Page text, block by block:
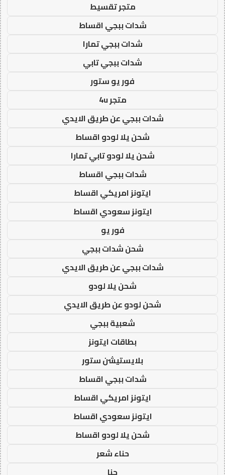
متجر تقسيط
شدات ببجي اقساط
شدات ببجي تمارا
شدات ببجي تابي
فور يو ستور
متجر 4u
شدات ببجي عن طريق الايدي
شحن يلا لودو اقساط
شحن يلا لودو تابي تمارا
شدات ببجي اقساط
ايتونز امريكي اقساط
ايتونز سعودي اقساط
فور يو
شحن شدات ببجي
شدات ببجي عن طريق الايدي
شحن يلا لودو
شحن لودو عن طريق الايدي
شعبية ببجي
بطاقات ايتونز
بلايستيشن ستور
شدات ببجي اقساط
ايتونز امريكي اقساط
ايتونز سعودي اقساط
شحن يلا لودو اقساط
حناء شعر
حنا